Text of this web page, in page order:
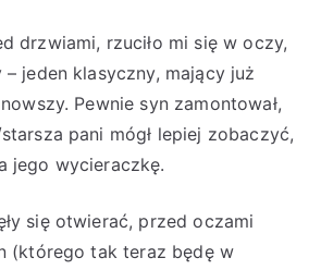
drzwiami, rzuciło mi się w oczy,
jeden klasyczny, mający już
Pewnie syn zamontował,
pani mógł lepiej zobaczyć,
jego wycieraczkę.
się otwierać, przed oczami
(którego tak teraz będę w